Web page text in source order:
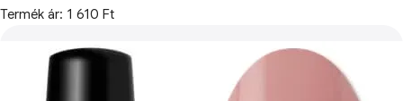
Termék ár: 1 610 Ft